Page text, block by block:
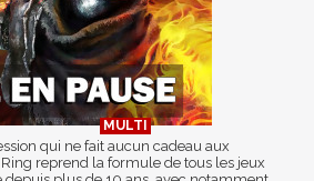
qui ne fait aucun cadeau aux
reprend la formule de tous les jeux